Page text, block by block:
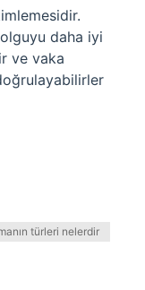
daha iyi
ve vaka
türleri nelerdir